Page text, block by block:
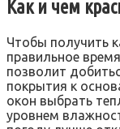
Как и чем
Чтобы получить
правильное
позволит
покрытия к
окон выбрать
уровнем